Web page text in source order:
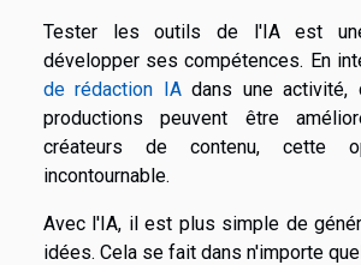
Tester les outils de l'IA est
développer ses compétences. En
de rédaction IAdans une activité,
productions peuvent être
créateurs de contenu, cette
incontournable.
Avec l'IA, il est plus simple de
idées. Cela se fait dans n'importe